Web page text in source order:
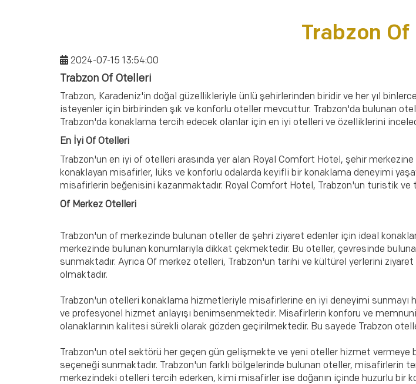
Trabzon
2024-07-15 13:54:00
Trabzon Of Otelleri
Trabzon, Karadeniz'in doğal güzellikleriyle ünlü şehirlerinden biridir ve her yıl
isteyenler için birbirinden şık ve konforlu oteller mevcuttur. Trabzon'da bulunan
Trabzon'da konaklama tercih edecek olanlar için en iyi otelleri ve özelliklerini
En İyi Of Otelleri
Trabzon'un en iyi of otelleri arasında yer alan Royal Comfort Hotel, şehir
konaklayan misafirler, lüks ve konforlu odalarda keyifli bir konaklama deneyimi
misafirlerin beğenisini kazanmaktadır. Royal Comfort Hotel, Trabzon'un turistik
Of Merkez Otelleri
Trabzon'un of merkezinde bulunan oteller de şehri ziyaret edenler için ideal
merkezinde bulunan konumlarıyla dikkat çekmektedir. Bu oteller, çevresinde
sunmaktadır. Ayrıca Of merkez otelleri, Trabzon'un tarihi ve kültürel yerlerini
olmaktadır.
Trabzon'un otelleri konaklama hizmetleriyle misafirlerine en iyi deneyimi
ve profesyonel hizmet anlayışı benimsenmektedir. Misafirlerin konforu ve
olanaklarının kalitesi sürekli olarak gözden geçirilmektedir. Bu sayede Trabzon
Trabzon'un otel sektörü her geçen gün gelişmekte ve yeni oteller hizmet
seçeneği sunmaktadır. Trabzon'un farklı bölgelerinde bulunan oteller, misafirlerin
merkezindeki otelleri tercih ederken, kimi misafirler ise doğanın içinde huzurlu bir